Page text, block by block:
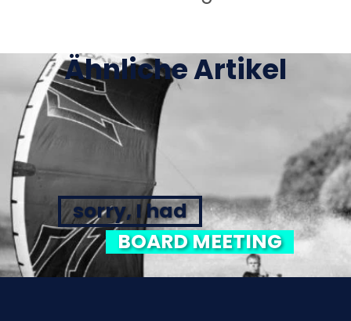
Ähnliche Artikel
sorry, I had
BOARD MEETING